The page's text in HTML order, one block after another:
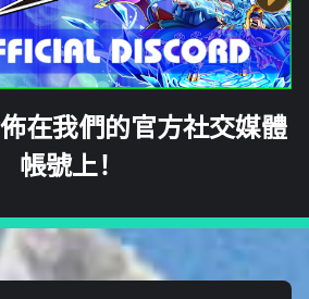
在我們的官方社交媒體
帳號上！